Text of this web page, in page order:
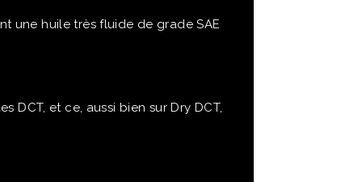
une huile très fluide de grade SAE
DCT, et ce, aussi bien sur Dry DCT,